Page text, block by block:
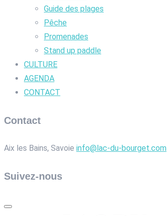
Guide des plages
Pêche
Promenades
Stand up paddle
CULTURE
AGENDA
CONTACT
Contact
Aix les Bains, Savoie info@lac-du-bourget.com
Suivez-nous